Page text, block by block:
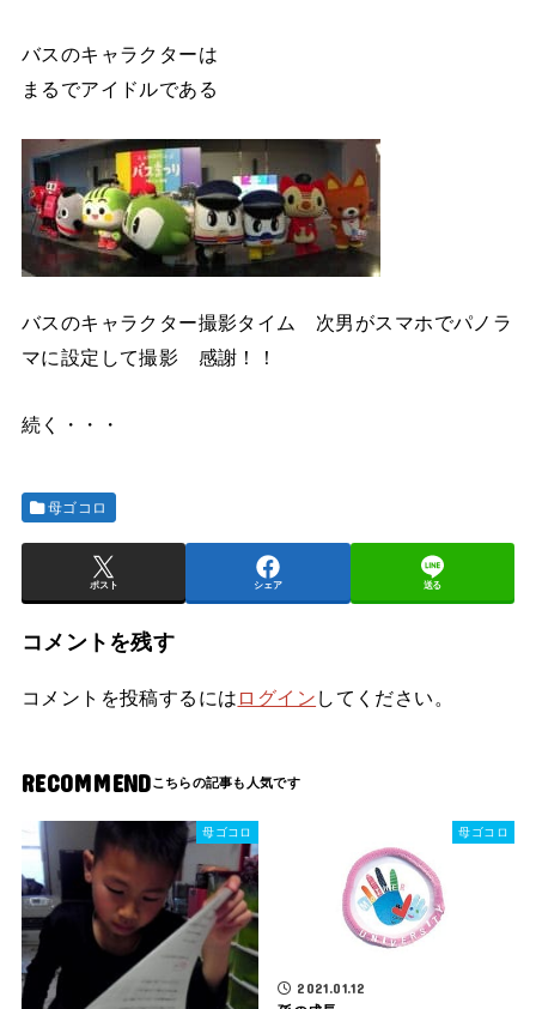
バスのキャラクターは
まるでアイドルである
バスのキャラクター撮影タイム 次男がスマホでパノラ
マに設定して撮影 感謝！！
続く・・・
母ゴコロ
ポスト シェア 送る
コメントを残す
コメントを投稿するには ログイン してください。
RECOMMEND
母ゴコロ 母ゴコロ
2021.01.12